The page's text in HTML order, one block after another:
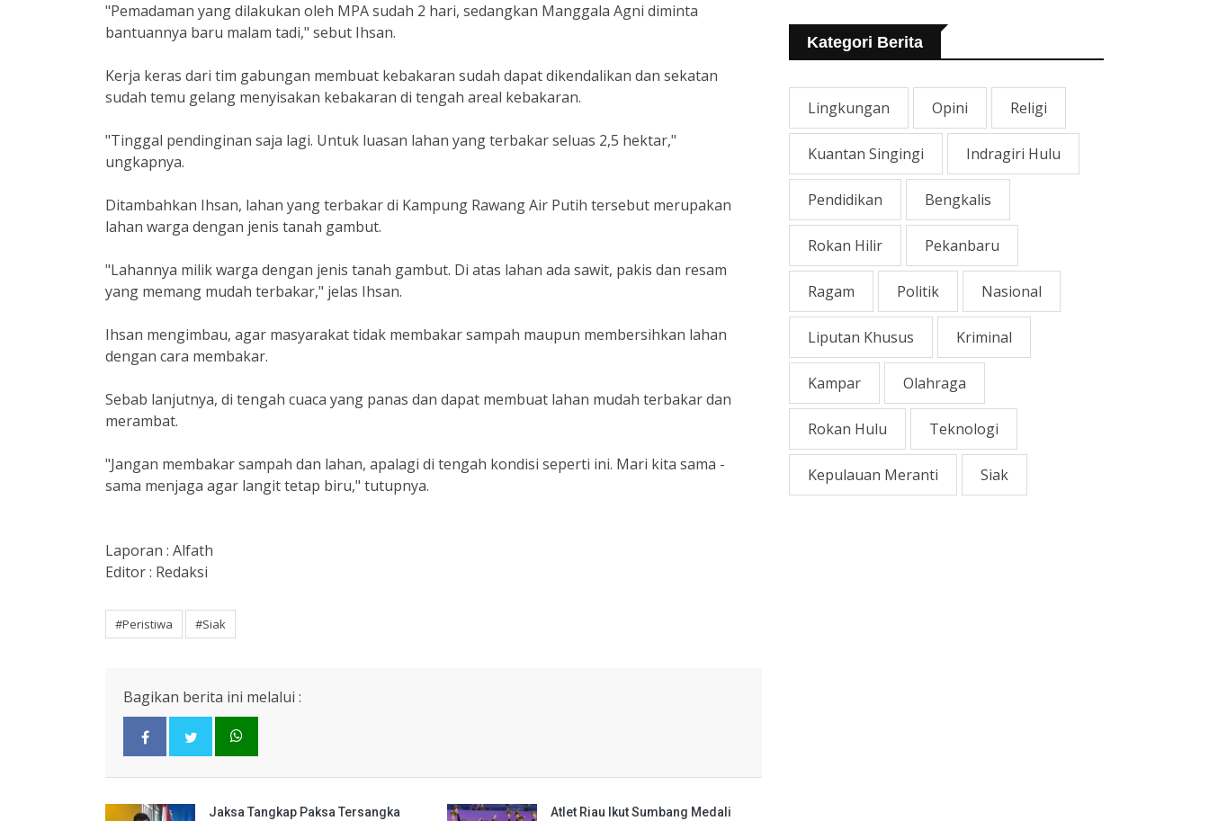
"Pemadaman yang dilakukan oleh MPA sudah 2 hari, sedangkan Manggala Agni diminta
bantuannya baru malam tadi," sebut Ihsan.
Kerja keras dari tim gabungan membuat kebakaran sudah dapat dikendalikan dan sekatan
sudah temu gelang menyisakan kebakaran di tengah areal kebakaran.
"Tinggal pendinginan saja lagi. Untuk luasan lahan yang terbakar seluas 2,5 hektar,"
ungkapnya.
Ditambahkan Ihsan, lahan yang terbakar di Kampung Rawang Air Putih tersebut merupakan
lahan warga dengan jenis tanah gambut.
"Lahannya milik warga dengan jenis tanah gambut. Di atas lahan ada sawit, pakis dan resam
yang memang mudah terbakar," jelas Ihsan.
Ihsan mengimbau, agar masyarakat tidak membakar sampah maupun membersihkan lahan
dengan cara membakar.
Sebab lanjutnya, di tengah cuaca yang panas dan dapat membuat lahan mudah terbakar dan
merambat.
"Jangan membakar sampah dan lahan, apalagi di tengah kondisi seperti ini. Mari kita sama -
sama menjaga agar langit tetap biru," tutupnya.
Laporan : Alfath
Editor : Redaksi
#Peristiwa #Siak
Bagikan berita ini melalui :
Jaksa Tangkap Paksa Tersangka
Atlet Riau Ikut Sumbang Medali
Yang Rusak
Kategori Berita
Lingkungan Opini Religi
Kuantan Singingi Indragiri Hulu
Pendidikan Bengkalis
Rokan Hilir Pekanbaru
Ragam Politik Nasional
Liputan Khusus Kriminal
Kampar Olahraga
Rokan Hulu Teknologi
Kepulauan Meranti Siak